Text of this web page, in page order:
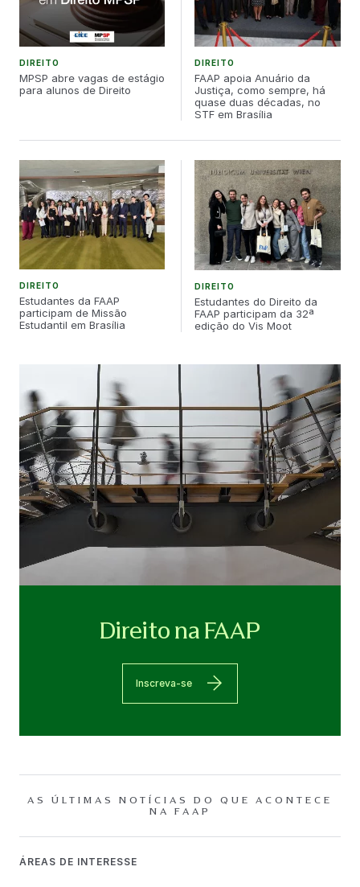
DIREITO
MPSP abre vagas de estágio
para alunos de Direito
DIREITO
FAAP apoia Anuário da
Justiça, como sempre, há
quase duas décadas, no
STF em Brasília
DIREITO
Estudantes da FAAP
participam de Missão
Estudantil em Brasília
DIREITO
Estudantes do Direito da
FAAP participam da 32ª
edição do Vis Moot
Direito na FAAP
Inscreva-se
AS ÚLTIMAS NOTÍCIAS DO QUE ACONTECE
NA FAAP
ÁREAS DE INTERESSE